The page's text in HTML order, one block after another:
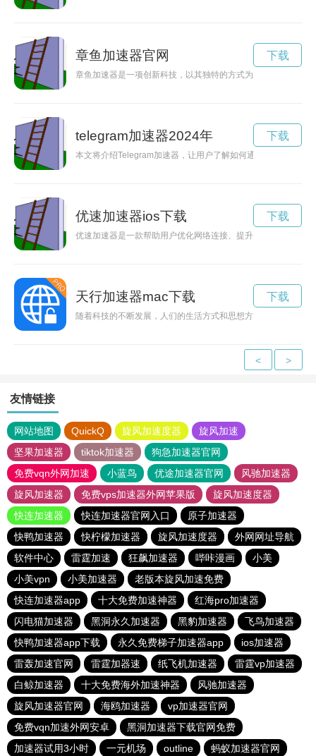
章鱼加速器官网
章鱼加速器是一项创新科技，以其独特的方式为用户提供高速
下载
telegram加速器2024年
本文将介绍Telegram加速器，让用户了解如何通过该工具提升
下载
优速加速器ios下载
优速加速器是一款帮助用户优化网络连接、提升网络速度的应
下载
天行加速器mac下载
随着科技的不断发展，人们的生活方式和思想方式也在不断的
下载
< >
友情链接
网站地图 QuickQ 旋风加速度器
旋风加速
坚果加速器
tiktok加速器
狗急加速器官网
免费vqn外网加速
小蓝鸟 优途加速器官网
风驰加速器
旋风加速器
免费vps加速器外网苹果版
旋风加速度器
快连加速器
快连加速器官网入口
原子加速器
快鸭加速器
快柠檬加速器 旋风加速度器
外网网址导航
软件中心
雷霆加速 狂飙加速器 哔咔漫画
小美
小美vpn
小美加速器
老版本旋风加速免费
快连加速器app
十大免费加速神器
红海pro加速器
闪电猫加速器
黑洞永久加速器 黑豹加速器
飞鸟加速器
快鸭加速器app下载
永久免费梯子加速器app
ios加速器
雷轰加速官网
雷霆加器速 纸飞机加速器
雷霆vp加速器
白鲸加速器
十大免费海外加速神器
风驰加速器
旋风加速器官网
海鸥加速器
vp加速器官网
免费vqn加速外网安卓
黑洞加速器下载官网免费
加速器试用3小时
一元机场 outline 蚂蚁加速器官网